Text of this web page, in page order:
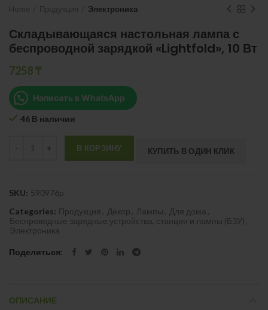
Электроника
Складывающаяся настольная лампа с
беспроводной зарядкой «Lightfold», 10 Вт
7258₸
Написать в WhatsApp
46 В наличии
В КОРЗИНУ КУПИТЬ В ОДИН КЛИК
SKU: 590976p
Categories: Продукция Декор Лампы Для дома
Беспроводные зарядные устройства, станции и лампы (БЗУ)
Электроника
Поделиться
ОПИСАНИЕ